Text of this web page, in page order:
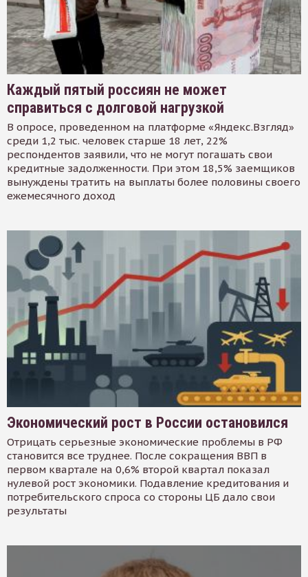
Каждый пятый россиян не может
справиться с долговой нагрузкой
В опросе, проведенном на платформе «Яндекс.Взгляд»
среди 1,2 тыс. человек старше 18 лет, 22%
респондентов заявили, что не могут погашать свои
кредитные задолженности. При этом 18,5% заемщиков
вынуждены тратить на выплаты более половины своего
ежемесячного доход
Экономический рост в России остановился
Отрицать серьезные экономические проблемы в РФ
становится все труднее. После сокращения ВВП в
первом квартале на 0,6% второй квартал показал
нулевой рост экономики. Подавление кредитования и
потребительского спроса со стороны ЦБ дало свои
результаты